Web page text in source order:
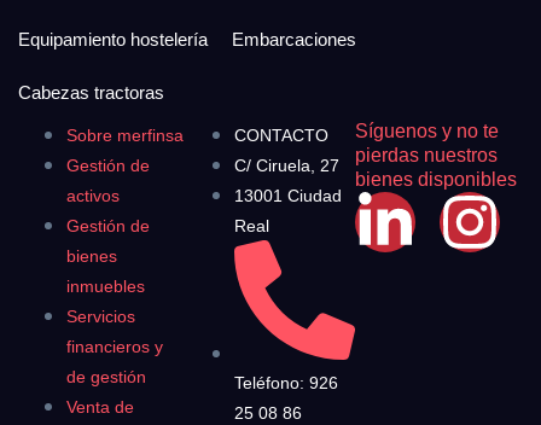
Sobre merfinsa
Gestión de
activos
Gestión de
bienes
inmuebles
Servicios
financieros y
de gestión
Venta de
CONTACTO
C/ Ciruela, 27
13001 Ciudad
Real
Teléfono: 926
25 08 86
Síguenos y no te
pierdas nuestros
bienes disponibles
Equipamiento hostelería Embarcaciones
Cabezas tractoras